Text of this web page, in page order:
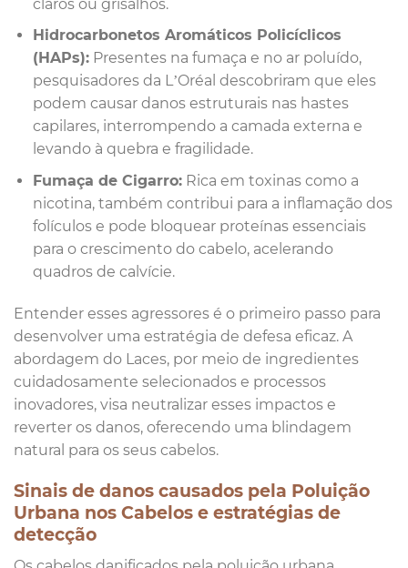
claros ou grisalhos.
Hidrocarbonetos Aromáticos Policíclicos
(HAPs):Presentes na fumaça e no ar poluído,
pesquisadores da L’Oréal descobriram que eles
podem causar danos estruturais nas hastes
capilares, interrompendo a camada externa e
levando à quebra e fragilidade.
Fumaça de Cigarro:Rica em toxinas como a
nicotina, também contribui para a inflamação dos
folículos e pode bloquear proteínas essenciais
para o crescimento do cabelo, acelerando
quadros de calvície.
Entender esses agressores é o primeiro passo para
desenvolver uma estratégia de defesa eficaz. A
abordagem do Laces, por meio de ingredientes
cuidadosamente selecionados e processos
inovadores, visa neutralizar esses impactos e
reverter os danos, oferecendo uma blindagem
natural para os seus cabelos.
Sinais de danos causados pela Poluição
Urbana nos Cabelos e estratégias de
detecção